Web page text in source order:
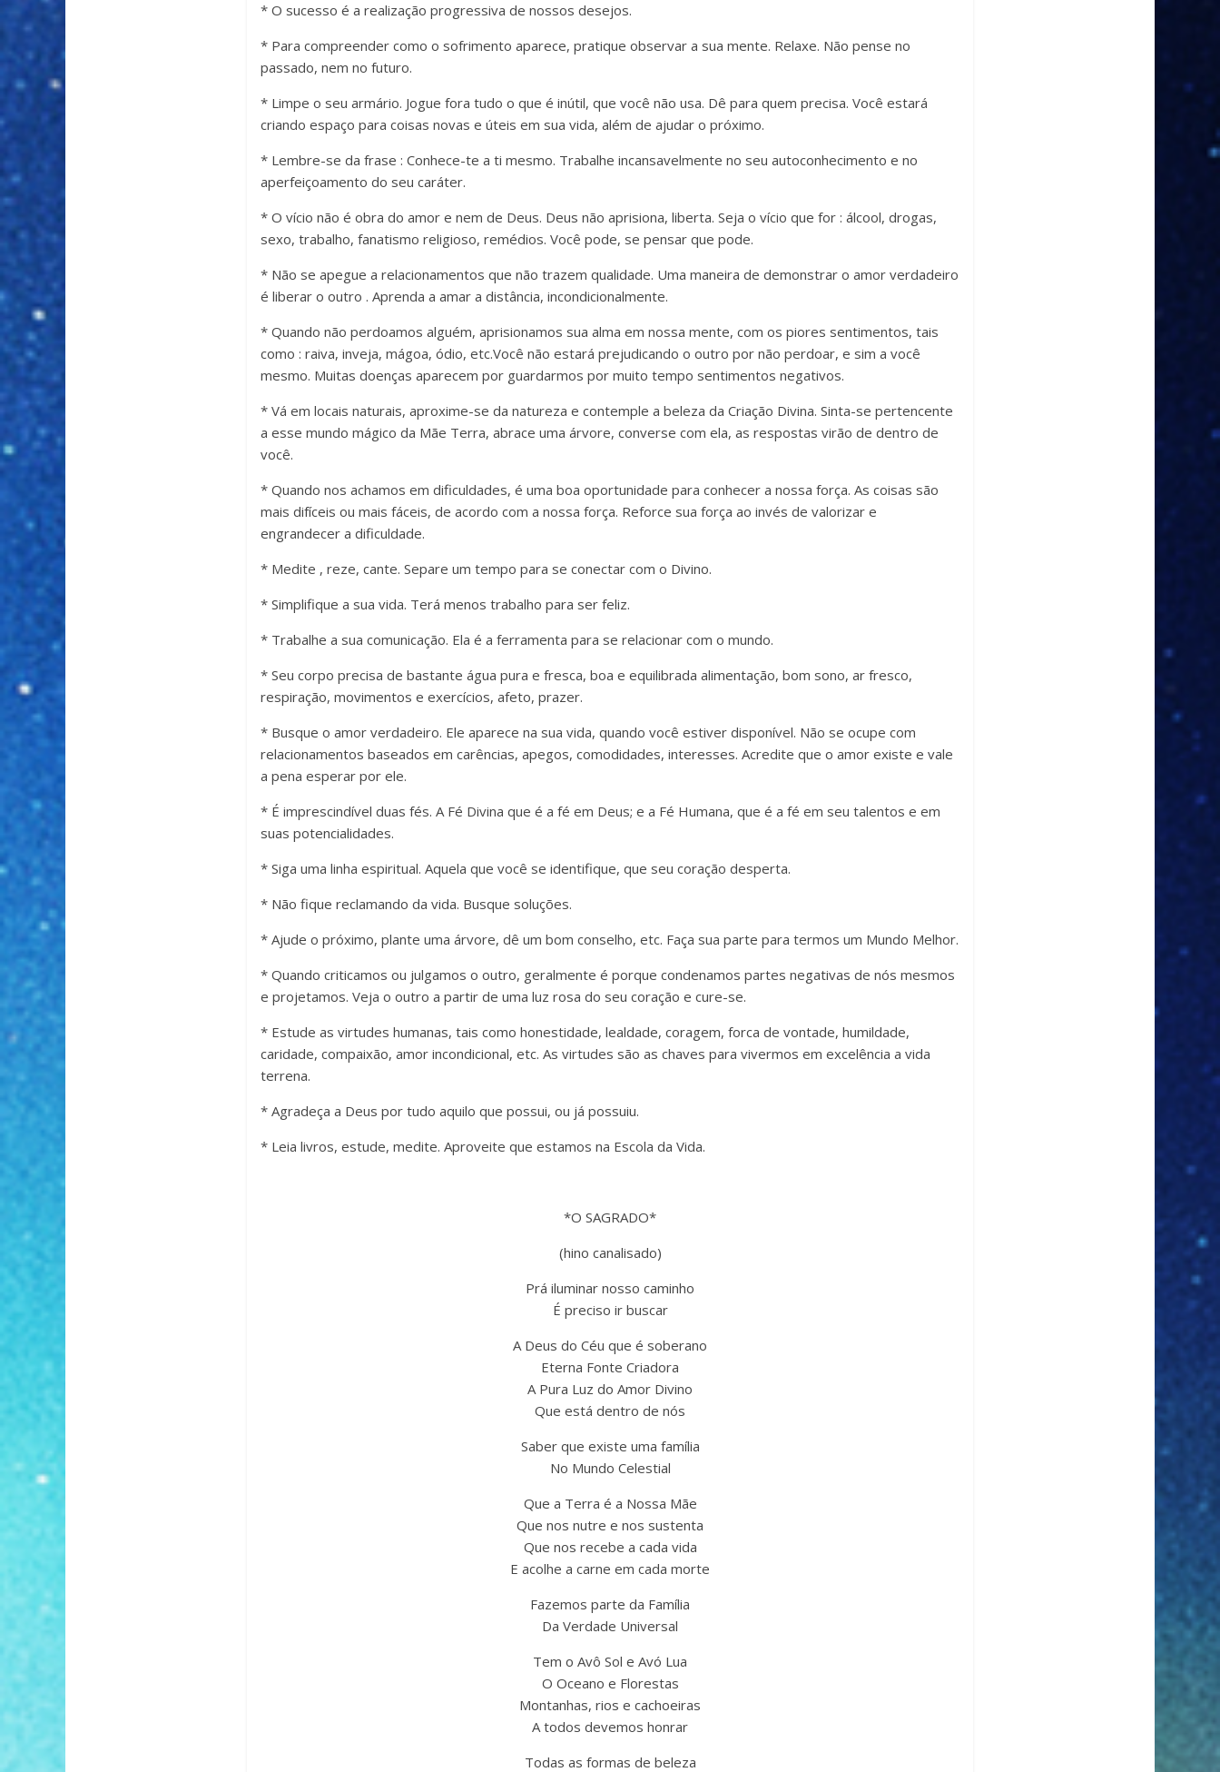
* O sucesso é a realização progressiva de nossos desejos.
* Para compreender como o sofrimento aparece, pratique observar a sua mente. Relaxe. Não pense no
passado, nem no futuro.
* Limpe o seu armário. Jogue fora tudo o que é inútil, que você não usa. Dê para quem precisa. Você estará
criando espaço para coisas novas e úteis em sua vida, além de ajudar o próximo.
* Lembre-se da frase : Conhece-te a ti mesmo. Trabalhe incansavelmente no seu autoconhecimento e no
aperfeiçoamento do seu caráter.
* O vício não é obra do amor e nem de Deus. Deus não aprisiona, liberta. Seja o vício que for : álcool, drogas,
sexo, trabalho, fanatismo religioso, remédios. Você pode, se pensar que pode.
* Não se apegue a relacionamentos que não trazem qualidade. Uma maneira de demonstrar o amor verdadeiro
é liberar o outro . Aprenda a amar a distância, incondicionalmente.
* Quando não perdoamos alguém, aprisionamos sua alma em nossa mente, com os piores sentimentos, tais
como : raiva, inveja, mágoa, ódio, etc.Você não estará prejudicando o outro por não perdoar, e sim a você
mesmo. Muitas doenças aparecem por guardarmos por muito tempo sentimentos negativos.
* Vá em locais naturais, aproxime-se da natureza e contemple a beleza da Criação Divina. Sinta-se pertencente
a esse mundo mágico da Mãe Terra, abrace uma árvore, converse com ela, as respostas virão de dentro de
você.
* Quando nos achamos em dificuldades, é uma boa oportunidade para conhecer a nossa força. As coisas são
mais difíceis ou mais fáceis, de acordo com a nossa força. Reforce sua força ao invés de valorizar e
engrandecer a dificuldade.
* Medite , reze, cante. Separe um tempo para se conectar com o Divino.
* Simplifique a sua vida. Terá menos trabalho para ser feliz.
* Trabalhe a sua comunicação. Ela é a ferramenta para se relacionar com o mundo.
* Seu corpo precisa de bastante água pura e fresca, boa e equilibrada alimentação, bom sono, ar fresco,
respiração, movimentos e exercícios, afeto, prazer.
* Busque o amor verdadeiro. Ele aparece na sua vida, quando você estiver disponível. Não se ocupe com
relacionamentos baseados em carências, apegos, comodidades, interesses. Acredite que o amor existe e vale
a pena esperar por ele.
* É imprescindível duas fés. A Fé Divina que é a fé em Deus; e a Fé Humana, que é a fé em seu talentos e em
suas potencialidades.
* Siga uma linha espiritual. Aquela que você se identifique, que seu coração desperta.
* Não fique reclamando da vida. Busque soluções.
* Ajude o próximo, plante uma árvore, dê um bom conselho, etc. Faça sua parte para termos um Mundo Melhor.
* Quando criticamos ou julgamos o outro, geralmente é porque condenamos partes negativas de nós mesmos
e projetamos. Veja o outro a partir de uma luz rosa do seu coração e cure-se.
* Estude as virtudes humanas, tais como honestidade, lealdade, coragem, forca de vontade, humildade,
caridade, compaixão, amor incondicional, etc. As virtudes são as chaves para vivermos em excelência a vida
terrena.
* Agradeça a Deus por tudo aquilo que possui, ou já possuiu.
* Leia livros, estude, medite. Aproveite que estamos na Escola da Vida.
*O SAGRADO*
(hino canalisado)
Prá iluminar nosso caminho
É preciso ir buscar
A Deus do Céu que é soberano
Eterna Fonte Criadora
A Pura Luz do Amor Divino
Que está dentro de nós
Saber que existe uma família
No Mundo Celestial
Que a Terra é a Nossa Mãe
Que nos nutre e nos sustenta
Que nos recebe a cada vida
E acolhe a carne em cada morte
Fazemos parte da Família
Da Verdade Universal
Tem o Avô Sol e Avó Lua
O Oceano e Florestas
Montanhas, rios e cachoeiras
A todos devemos honrar
Todas as formas de beleza